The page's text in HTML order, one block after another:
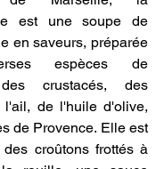
est une soupe de
en saveurs, préparée
espèces de
crustacés, des
l'ail, de l'huile d'olive,
de Provence. Elle est
croûtons frottés à